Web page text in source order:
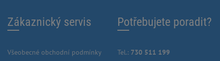
Zákaznický servis
Všeobecné obchodní podmínky
Potřebujete poradit?
Tel.: 730 511 199